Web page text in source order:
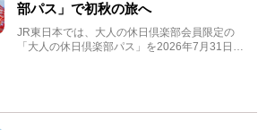
部パス」で初秋の旅へ
JR東日本では、大人の休日倶楽部会員限定の
「大人の休日倶楽部パス」を2026年7月31日